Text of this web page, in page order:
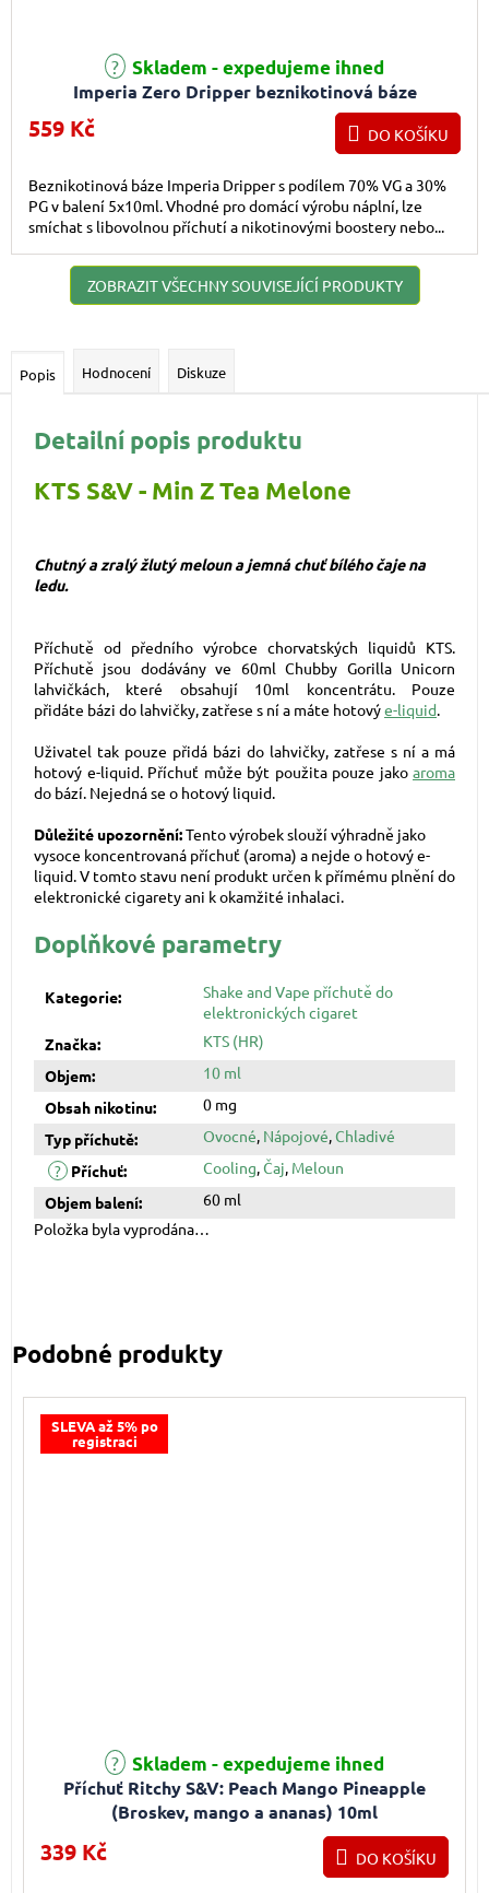
Imperia Zero Dripper beznikotinová báze
Průměrné hodnocení produktu je 5,0 z 5 hvězdiček.
Skladem - expedujeme ihned
559 Kč DO KOŠÍKU
Beznikotinová báze Imperia Dripper s podílem 70% VG a 30%
PG v balení 5x10ml. Vhodné pro domácí výrobu náplní, lze
smíchat s libovolnou příchutí a nikotinovými boostery nebo...
ZOBRAZIT VŠECHNY SOUVISEJÍCÍ PRODUKTY
Popis Hodnocení Diskuze
Detailní popis produktu
KTS S&V - Min Z Tea Melone
Chutný a zralý žlutý meloun a jemná chuť bílého čaje na
ledu.
Příchutě od předního výrobce chorvatských liquidů KTS.
Příchutě jsou dodávány ve 60ml Chubby Gorilla Unicorn
lahvičkách, které obsahují 10ml koncentrátu. Pouze
přidáte bázi do lahvičky, zatřese s ní a máte hotovýe-liquid.
Uživatel tak pouze přidá bázi do lahvičky, zatřese s ní a má
hotový e-liquid. Příchuť může být použita pouze jako aroma
do bází. Nejedná se o hotový liquid.
Důležité upozornění:Tento výrobek slouží výhradně jako
vysoce koncentrovaná příchuť (aroma) a nejde o hotový e-
liquid. V tomto stavu není produkt určen k přímému plnění do
elektronické cigarety ani k okamžité inhalaci.
Doplňkové parametry
Kategorie:
Shake and Vape příchutě do
elektronických cigaret
Značka:
KTS (HR)
Objem:
10 ml
Obsah nikotinu:
0 mg
Typ příchutě: Ovocné, Nápojové,Chladivé
? Příchuť: Cooling,Čaj, Meloun
Objem balení:
60 ml
Položka byla vyprodána…
SLEVA až 5% po
registraci
Příchuť Ritchy S&V: Peach Mango Pineapple
(Broskev, mango a ananas) 10ml
Průměrné hodnocení produktu je 5,0 z 5 hvězdiček.
Skladem - expedujeme ihned
339 Kč DO KOŠÍKU